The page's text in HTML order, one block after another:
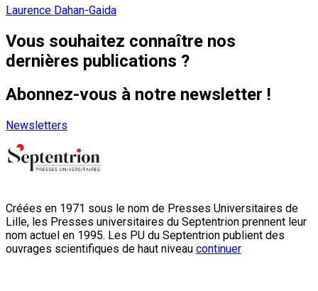
Laurence Dahan-Gaida
Vous souhaitez connaître nos
dernières publications ?
Abonnez-vous à notre newsletter !
Newsletters
Créées en 1971 sous le nom de Presses Universitaires de
Lille, les Presses universitaires du Septentrion prennent leur
nom actuel en 1995. Les PU du Septentrion publient des
ouvrages scientifiques de haut niveau continuer